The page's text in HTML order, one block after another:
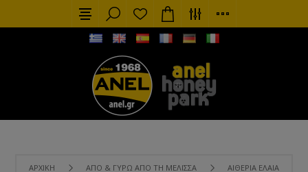
ΑΡΧΙΚΉ ΑΠΌ & ΓΎΡΩ ΑΠΌ ΤΗ ΜΈΛΙΣΣΑ ΑΙΘΈΡΙΑ ΈΛΑΙΑ